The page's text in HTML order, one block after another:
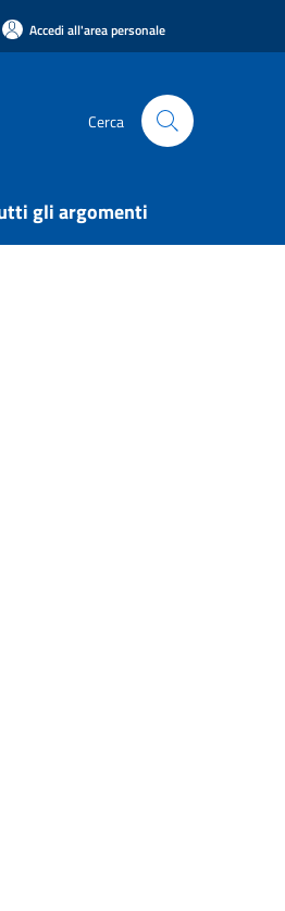
Accedi all'area personale
Cerca
gli argomenti